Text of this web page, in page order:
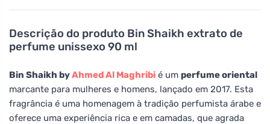
Descrição do produto Bin Shaikh extrato de
perfume unissexo 90 ml
Bin Shaikh byAhmed Al Maghribi é um perfume oriental
marcante para mulheres e homens, lançado em 2017. Esta
fragrância é uma homenagem à tradição perfumista árabe e
oferece uma experiência rica e em camadas, que agrada